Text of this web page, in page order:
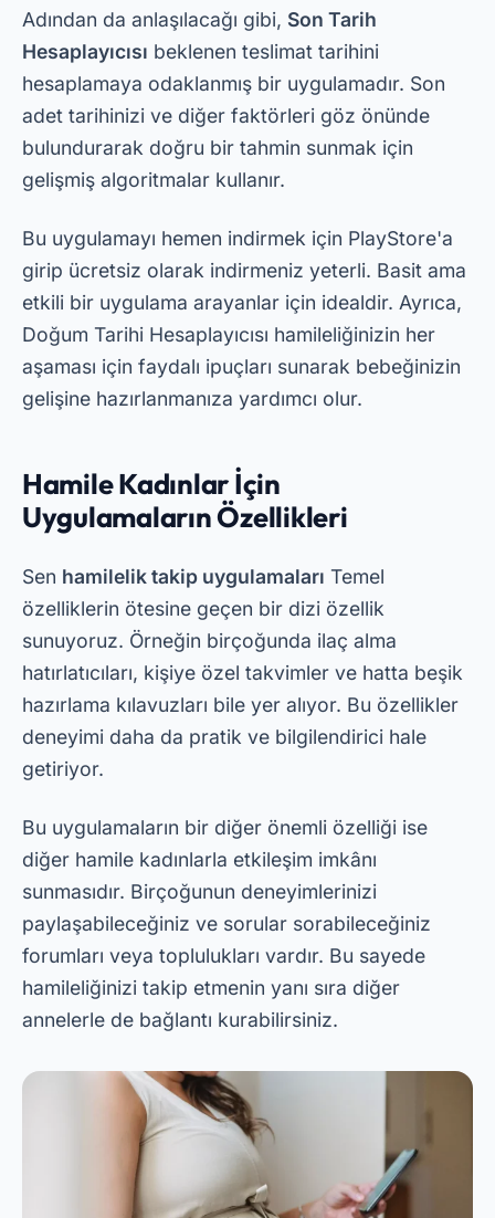
diğer hamile kadınlarla etkileşim imkânı
sunmasıdır. Birçoğunun deneyimlerinizi
paylaşabileceğiniz ve sorular sorabileceğiniz
forumları veya toplulukları vardır. Bu sayede
hamileliğinizi takip etmenin yanı sıra diğer
annelerle de bağlantı kurabilirsiniz.
Çözüm
Kısacası,hamilelik uygulamalarıBebeğinin
gelişimini pratik ve bilgilendirici bir şekilde takip
etmek isteyen her hamile kadın için olmazsa
olmaz araçlardır. Hamilelik Haftası Haftaya,
bu yolculuğu daha kolay hale getirecek değerli
kaynaklara erişebileceksiniz.
O halde bu uygulamaları PlayStore'dan ücretsiz
indirip tüm özelliklerini denemeyi unutmayın.
Hamileliğin dokuz ayı boyunca bilgili ve sakin
kalmanın harika bir yoludur. Bu sayede teknoloji
değerlendirebilirsiniz.
Reklamcılık - SpotAds